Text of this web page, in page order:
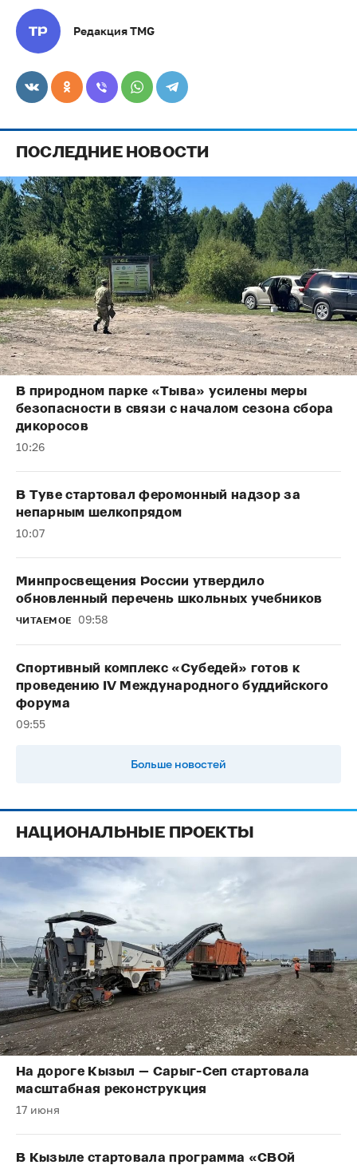
Редакция TMG
ПОСЛЕДНИЕ НОВОСТИ
В природном парке «Тыва» усилены меры
безопасности в связи с началом сезона сбора
дикоросов
10:26
В Туве стартовал феромонный надзор за
непарным шелкопрядом
10:07
Минпросвещения России утвердило
обновленный перечень школьных учебников
ЧИТАЕМОЕ 09:58
Спортивный комплекс «Субедей» готов к
проведению IV Международного буддийского
форума
09:55
Больше новостей
НАЦИОНАЛЬНЫЕ ПРОЕКТЫ
На дороге Кызыл — Сарыг-Сеп стартовала
масштабная реконструкция
17 июня
В Кызыле стартовала программа «СВОй